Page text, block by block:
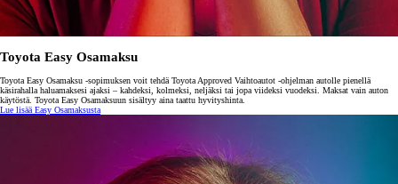
Toyota Easy Osamaksu
Toyota Easy Osamaksu -sopimuksen voit tehdä Toyota Approved Vaihtoautot -ohjelman autolle pienellä
käsirahalla haluamaksesi ajaksi – kahdeksi, kolmeksi, neljäksi tai jopa viideksi vuodeksi. Maksat vain auton
käytöstä. Toyota Easy Osamaksuun sisältyy aina taattu hyvityshinta.
Lue lisää Easy Osamaksusta